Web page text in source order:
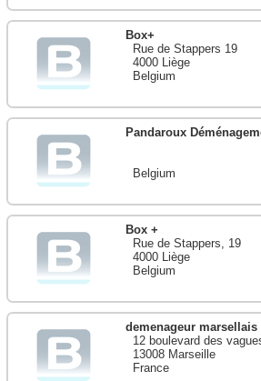
Box+
Rue de Stappers 19
4000 Liège
Belgium
Pandaroux
Belgium
Box +
Rue de Stappers, 19
4000 Liège
Belgium
demenageur marsellais
12 boulevard des
13008 Marseille
France